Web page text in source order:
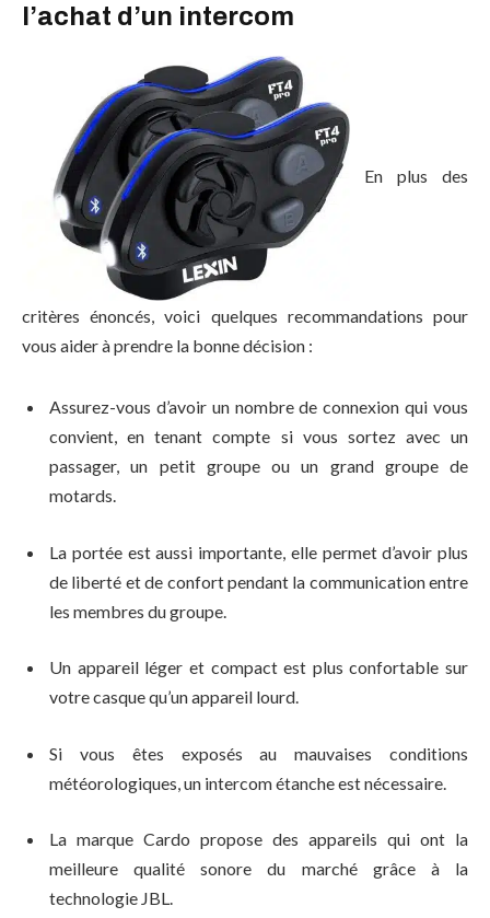
l’achat d’un intercom
En plus des
critères énoncés, voici quelques recommandations pour
vous aider à prendre la bonne décision :
Assurez-vous d’avoir un nombre de connexion qui vous
convient, en tenant compte si vous sortez avec un
passager, un petit groupe ou un grand groupe de
motards.
La portée est aussi importante, elle permet d’avoir plus
de liberté et de confort pendant la communication entre
les membres du groupe.
Un appareil léger et compact est plus confortable sur
votre casque qu’un appareil lourd.
Si vous êtes exposés au mauvaises conditions
météorologiques, un intercom étanche est nécessaire.
La marque Cardo propose des appareils qui ont la
meilleure qualité sonore du marché grâce à la
technologie JBL.